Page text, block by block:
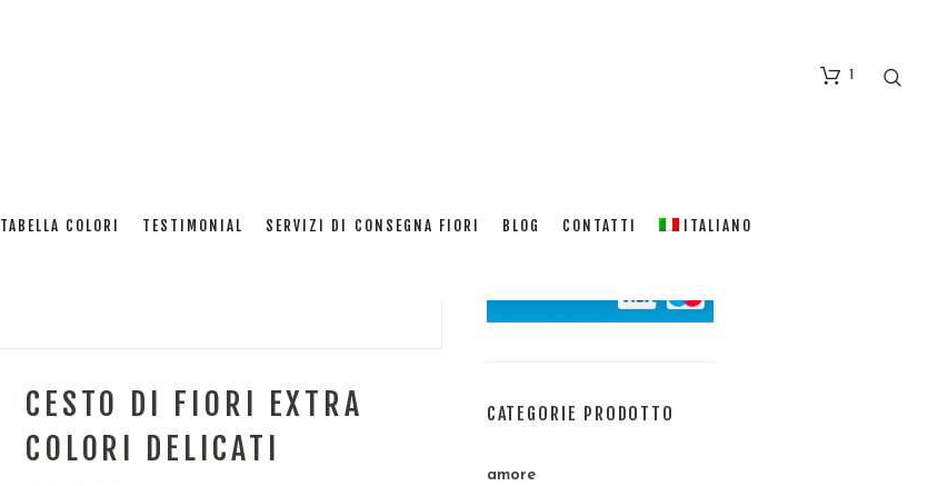
1
TABELLA COLORI TESTIMONIAL SERVIZI DI CONSEGNA FIORI BLOG CONTATTI
ITALIANO
CESTO DI FIORI EXTRA
COLORI DELICATI
CATEGORIE PRODOTTO
amore